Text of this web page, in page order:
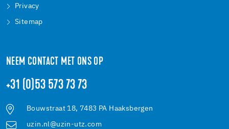
Privacy
Sitemap
NEEM CONTACT MET ONS OP
+31 (0)53 573 73 73
Bouwstraat 18, 7483 PA Haaksbergen
uzin.nl@uzin-utz.com